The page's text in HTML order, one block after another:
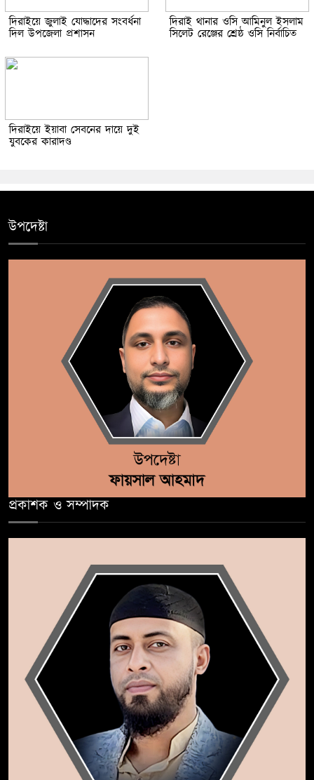
দিরাইয়ে জুলাই যোদ্ধাদের সংবর্ধনা
দিল উপজেলা প্রশাসন
দিরাই থানার ওসি আমিনুল ইসলাম
সিলেট রেঞ্জের শ্রেষ্ঠ ওসি নির্বাচিত
দিরাইয়ে ইয়াবা সেবনের দায়ে দুই
যুবকের কারাদণ্ড
উপদেষ্টা
প্রকাশক ও সম্পাদক